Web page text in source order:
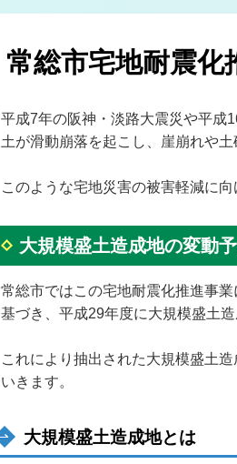
常総市宅地耐震化
平成7年の阪神・淡路大震災や平成
土が滑動崩落を起こし、崖崩れや
このような宅地災害の被害軽減に
大規模盛土造成地の変動
常総市ではこの宅地耐震化推進事
基づき、平成29年度に大規模盛土
これにより抽出された大規模盛土
いきます。
大規模盛土造成地とは